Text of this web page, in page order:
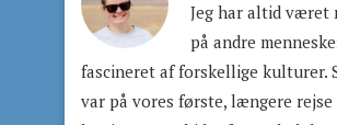
Jeg har altid været
på andre
fascineret af forskellige kulturer.
var på vores første, længere rejse